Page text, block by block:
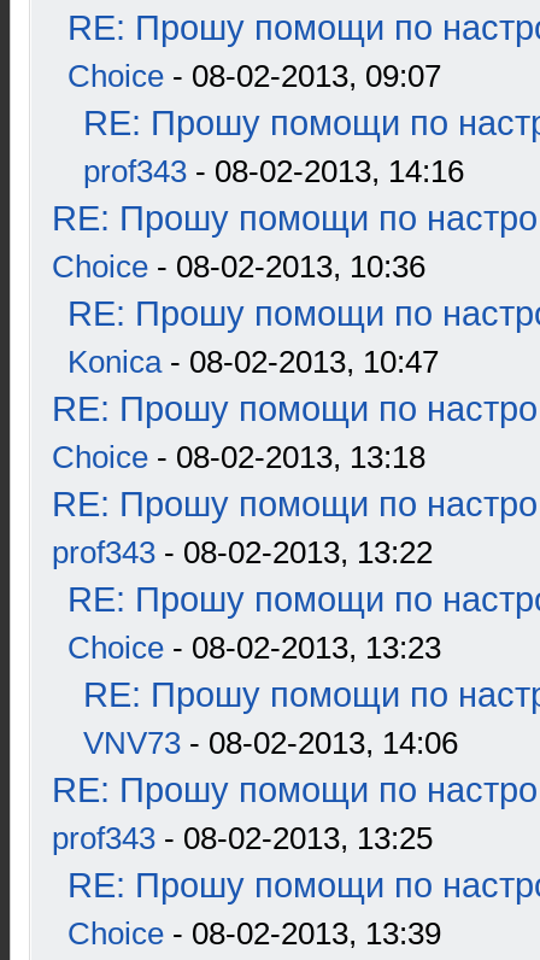
RE: Прошу помощи по
Choice - 08-02-2013, 09:07
RE: Прошу помощи по
prof343 - 08-02-2013, 14:16
RE: Прошу помощи по
Choice - 08-02-2013, 10:36
RE: Прошу помощи по
Konica- 08-02-2013, 10:47
RE: Прошу помощи по
Choice - 08-02-2013, 13:18
RE: Прошу помощи по
prof343 - 08-02-2013, 13:22
RE: Прошу помощи по
Choice - 08-02-2013, 13:23
RE: Прошу помощи по
VNV73 - 08-02-2013, 14:06
RE: Прошу помощи по
prof343 - 08-02-2013, 13:25
RE: Прошу помощи по
Choice - 08-02-2013, 13:39